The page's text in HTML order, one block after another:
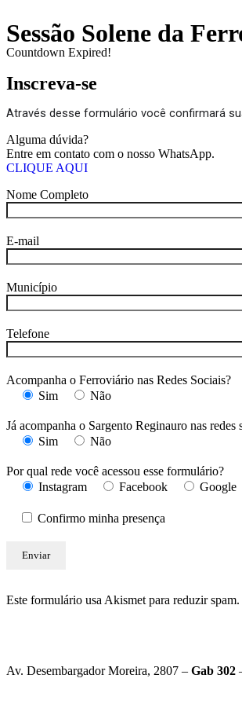
Sessão Solene da
Countdown Expired!
Inscreva-se
Através desse formulário você confirmará
Alguma dúvida?
Entre em contato com o nosso WhatsApp.
CLIQUE AQUI
Nome Completo
E-mail
Município
Telefone
Acompanha o Ferroviário nas Redes Sociais?
Sim
Não
Já acompanha o Sargento Reginauro nas redes
Sim
Não
Por qual rede você acessou esse formulário?
Instagram
Facebook Google
Confirmo minha presença
Este formulário usa Akismet para reduzir spam.
Av. Desembargador Moreira, 2807 – Gab 302